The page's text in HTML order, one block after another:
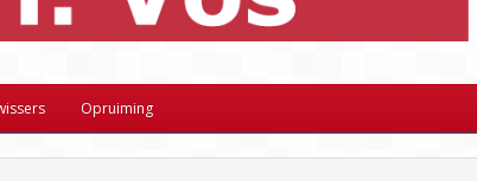
Opruiming